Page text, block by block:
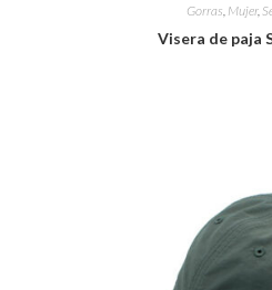
Gorras Mujer,
Visera de paja